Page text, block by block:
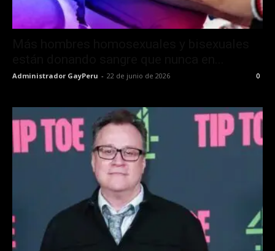
Administrador GayPeru - 22 de junio de 2026 0